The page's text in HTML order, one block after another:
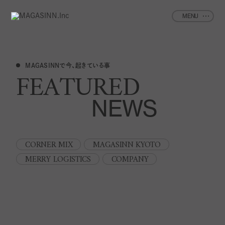
MENU
MAGASINNで今、起きている事
FEATURED
NEWS
CORNER MIX
MAGASINN KYOTO
MERRY LOGISTICS
COMPANY